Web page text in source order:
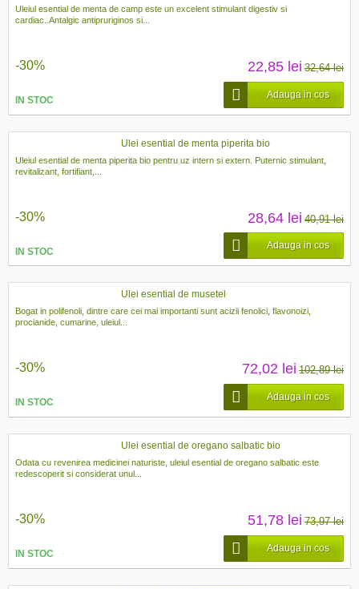
Uleiul esential de menta de camp este un excelent stimulant digestiv si
cardiac..Antalgic antipruriginos si...
-30% 22,85 lei 32,64 lei
IN STOC
Adauga in cos
Ulei esential de menta piperita bio
Uleiul esential de menta piperita bio pentru uz intern si extern. Puternic stimulant,
revitalizant, fortifiant,...
-30% 28,64 lei 40,91 lei
IN STOC
Adauga in cos
Ulei esential de musetel
Bogat in polifenoli, dintre care cei mai importanti sunt acizii fenolici, flavonoizi,
procianide, cumarine, uleiul...
-30% 72,02 lei 102,89 lei
IN STOC
Adauga in cos
Ulei esential de oregano salbatic bio
Odata cu revenirea medicinei naturiste, uleiul esential de oregano salbatic este
redescoperit si considerat unul...
-30% 51,78 lei 73,97 lei
IN STOC
Adauga in cos